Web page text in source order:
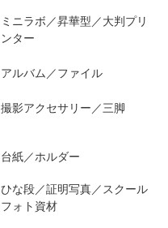
ミニラボ／昇華型／大判プリ
ンター
アルバム／ファイル
撮影アクセサリー／三脚
台紙／ホルダー
ひな段／証明写真／スクール
フォト資材